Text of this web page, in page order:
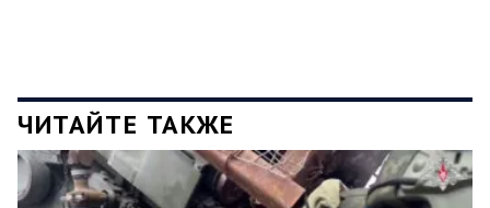
ЧИТАЙТЕ ТАКЖЕ